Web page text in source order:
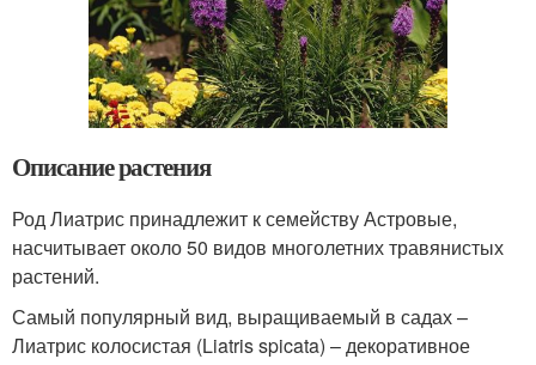
Описание растения
Род Лиатрис принадлежит к семейству Астровые,
насчитывает около 50 видов многолетних травянистых
растений.
Самый популярный вид, выращиваемый в садах –
Лиатрис колосистая (Liatris spicata) – декоративное